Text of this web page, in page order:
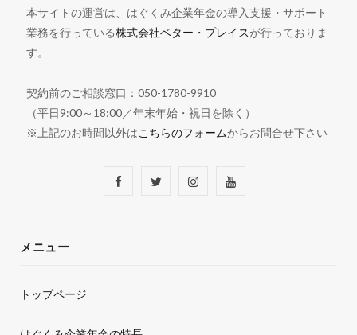
本サイトの運営は、はぐくみ企業年金の導入支援・サポート
業務を行っている株式会社ベター・プレイスが行っておりま
す。
契約前のご相談窓口：050-1780-9910
（平日9:00～18:00／年末年始・祝日を除く）
※上記のお時間以外はこちらのフォームからお問合せ下さい
o
T I Y
メニュー
トップページ